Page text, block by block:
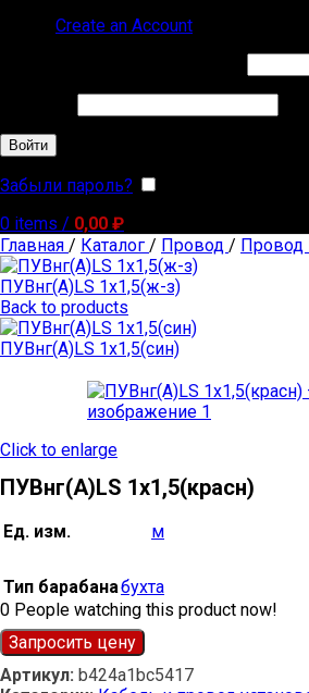
Create an Account
Войти
Забыли пароль?
0 items / 0,00 ₽
Главная / Каталог / Провод /
ПУВнг(А)LS 1х1,5(ж-з)
Back to products
ПУВнг(А)LS 1х1,5(син)
Click to enlarge
ПУВнг(А)LS 1х1,5(красн)
Ед. изм. м
Тип барабанабухта
0 People watching this product now!
Запросить цену
Артикул: b424a1bc5417